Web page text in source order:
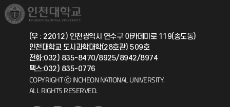
취업정보(학생)
총동문회
국제지원과
공자아카데미
기초교육원
(우 : 22012) 인천광역시 연수구 아카데미로 119(송도동)
인천대학교 도시과학대학(28호관) 509호
전화:032) 835-8470/8925/8942/8974
팩스:032) 835-0776
COPYRIGHT ⓒ INCHEON NATIONAL UNIVERSITY.
ALL RIGHTS RESERVED.